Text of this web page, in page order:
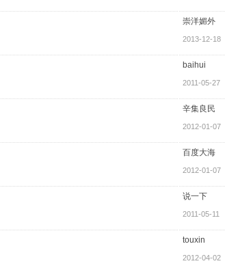
崇洋媚外
2013-12-18
baihui
2011-05-27
辛集良民
2012-01-07
百度大海
2012-01-07
说一下
2011-05-11
touxin
2012-04-02